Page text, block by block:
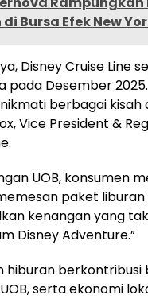
Bursa Efek New
Disney Cruise Line
pada Desember
berbagai kisah
Vice President &
UOB, konsumen
paket
kenangan yang
Disney Adventure.”
hiburan
serta ekonomi